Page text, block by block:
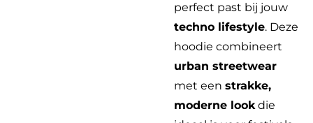
perfect past bij jouw
techno lifestyle. Deze
hoodie combineert
urban streetwear
met een strakke,
moderne lookdie